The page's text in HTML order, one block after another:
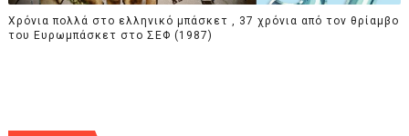
Χρόνια πολλά στο ελληνικό μπάσκετ , 37 χρόνια από τον θρίαμβο
του Ευρωμπάσκετ στο ΣΕΦ (1987)